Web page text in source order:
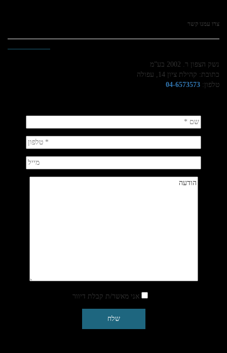
צרו עמנו קשר
נשק הצפון ר. 2002 בע”מ
כתובת: קהילת ציון 14, עפולה
טלפון: 04-6573573
אני מאשר/ת קבלת דיוור